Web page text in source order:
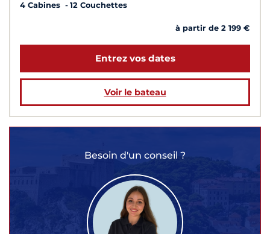
4 Cabines
12 Couchettes
à partir de 2 199 €
Entrez vos dates
Voir le bateau
Besoin d'un conseil ?